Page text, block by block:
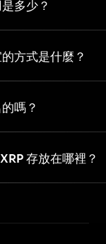
多少？
方式是什麼？
嗎？
存放在哪裡？